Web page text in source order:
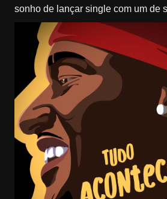
sonho de lançar single com um de